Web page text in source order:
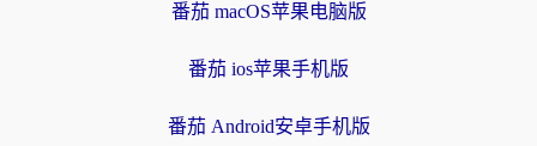
番茄 macOS苹果电脑版
番茄 ios苹果手机版
番茄 Android安卓手机版